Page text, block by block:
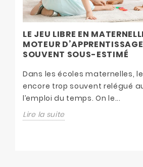
LE JEU LIBRE EN
MOTEUR
SOUVENT SOUS-ESTIMÉ
Dans les écoles maternelles,
encore trop souvent relégué
l’emploi du temps. On le...
Lire la suite